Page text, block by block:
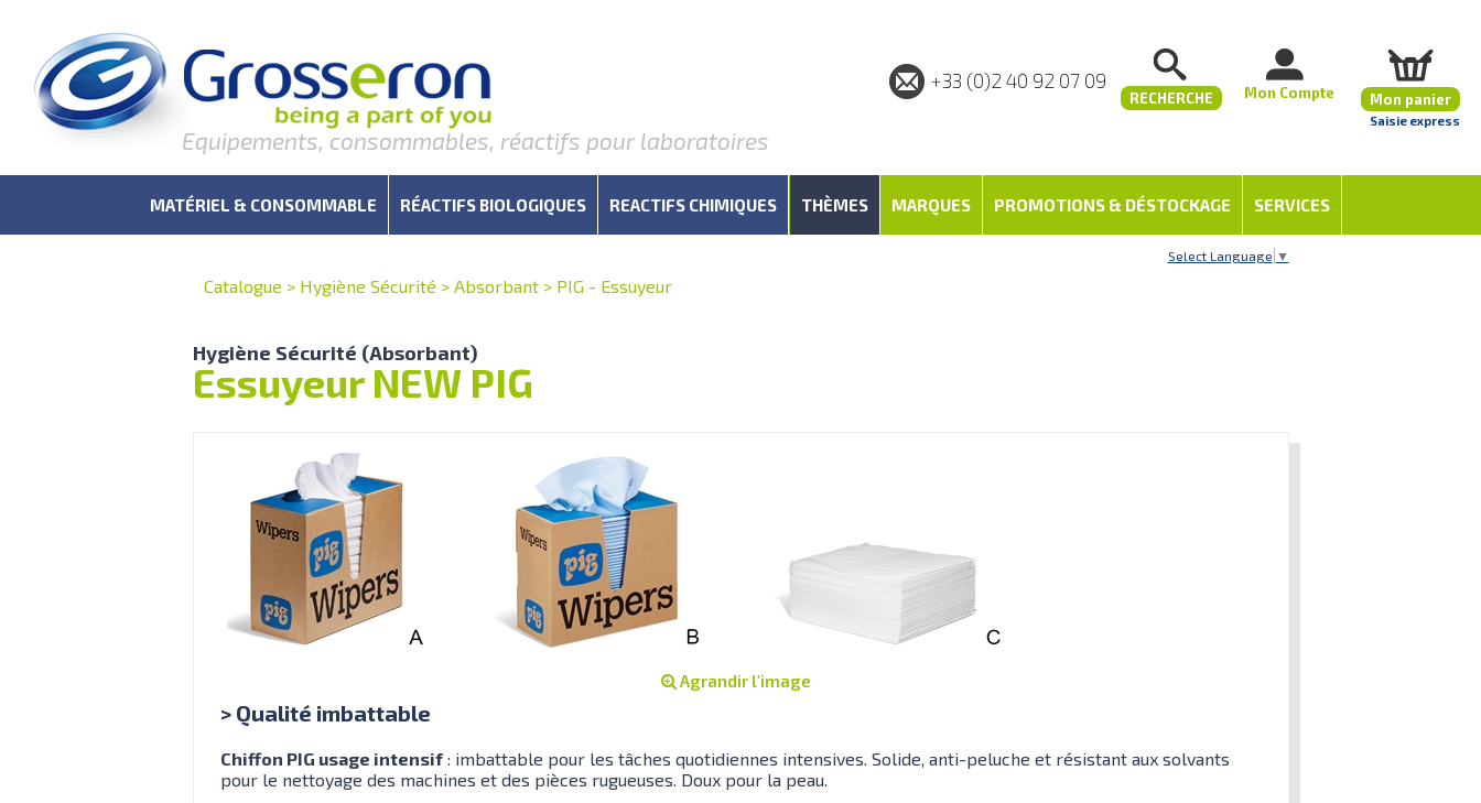
Equipements, consommables, réactifs pour laboratoires
+33 (0)2 40 92 07 09
RECHERCHE Mon Compte Mon panier
Saisie express
MATÉRIEL & CONSOMMABLE RÉACTIFS BIOLOGIQUES REACTIFS CHIMIQUES THÈMES MARQUES PROMOTIONS & DÉSTOCKAGE SERVICES
Select Language ▼
Catalogue > Hygiène Sécurité > Absorbant> PIG - Essuyeur
Hygiène Sécurité (Absorbant)
Essuyeur NEW PIG
Agrandir l'image
> Qualité imbattable
Chiffon PIG usage intensif: imbattable pour les tâches quotidiennes intensives. Solide, anti-peluche et résistant aux solvants
pour le nettoyage des machines et des pièces rugueuses. Doux pour la peau.